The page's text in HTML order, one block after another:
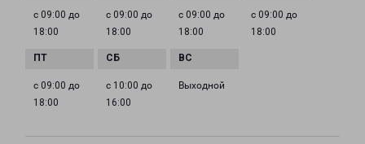
с 09:00 до
18:00
с 09:00 до
18:00
с 09:00 до
18:00
с 09:00 до
18:00
с 09:00 до
18:00
с 10:00 до
16:00
Выходной